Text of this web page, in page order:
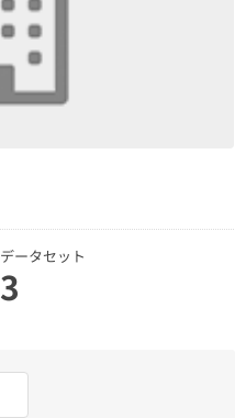
データセット
3